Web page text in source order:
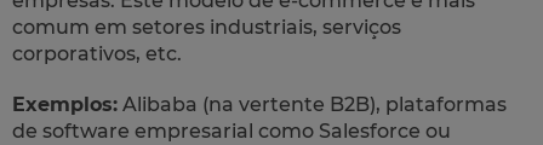
comum em setores industriais, serviços
corporativos, etc.
Exemplos: Alibaba (na vertente B2B), plataformas
de software empresarial como Salesforce ou